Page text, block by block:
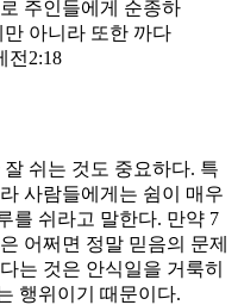
주인들에게 순종하
아니라 또한 까다
전2:18
쉬는 것도 중요하다. 특
사람들에게는 쉼이 매우
를 쉬라고 말한다. 만약 7
어쩌면 정말 믿음의 문제
는 것은 안식일을 거룩히
행위이기 때문이다.